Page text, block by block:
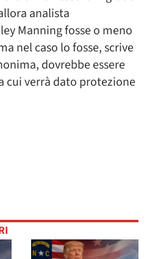
analista
Manning fosse o meno
nel caso lo fosse, scrive
dovrebbe essere
cui verrà dato protezione